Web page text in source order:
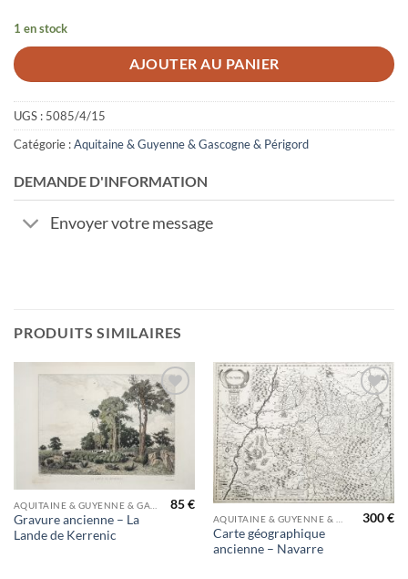
1 en stock
AJOUTER AU PANIER
UGS : 5085/4/15
Catégorie :Aquitaine & Guyenne & Gascogne & Périgord
DEMANDE D'INFORMATION
Envoyer votre message
PRODUITS SIMILAIRES
Ajouter
à la
wishlist
Gravure ancienne – La
Lande de Kerrenic
85€
Ajouter
à la
wishlist
Carte géographique
ancienne – Navarre
300€